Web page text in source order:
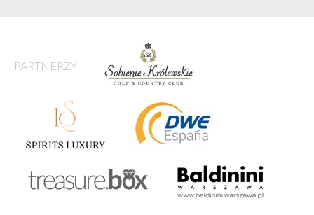
PARTNERZY